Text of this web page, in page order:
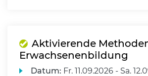
Aktivierende
Erwachsenenbildung
Datum: Fr. 11.09.2026 - Sa.